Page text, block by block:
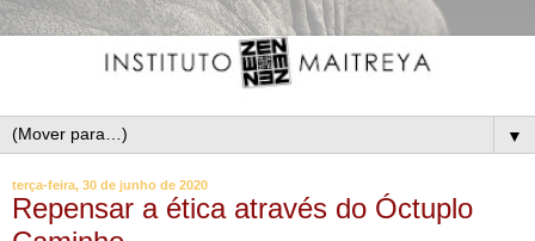
▼
terça-feira, 30 de junho de 2020
Repensar a ética através do Óctuplo